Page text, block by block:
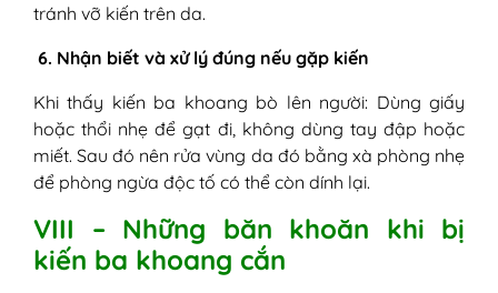
tránh vỡ kiến trên da.
6. Nhận biết và xử lý đúng nếu gặp kiến
Khi thấy kiến ba khoang bò lên người: Dùng giấy
hoặc thổi nhẹ để gạt đi, không dùng tay đập hoặc
miết. Sau đó nên rửa vùng da đó bằng xà phòng nhẹ
để phòng ngừa độc tố có thể còn dính lại.
VIII – Những băn khoăn khi bị
kiến ba khoang cắn